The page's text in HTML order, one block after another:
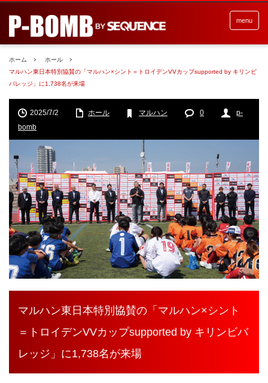
menu
ホーム
ホール
マルハン東日本特別協賛の「マルハン×シント＝トロイデンVVカップsupported by キリンビ
バレッジ」に1,738名が来場
2025/7/2 ホール マルハン 0
p-
bomb
マルハン東日本特別協賛の「マルハン×シント
＝トロイデンVVカップsupported by キリンビバ
レッジ」に1,738名が来場